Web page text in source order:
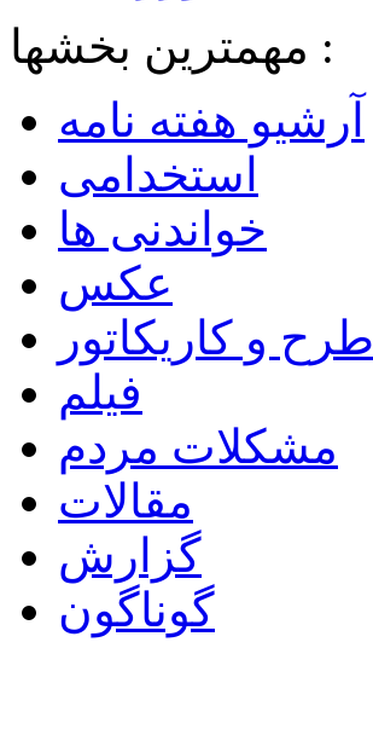
مهمترین بخشها :
آرشیو هفته نامه
استخدامی
خواندنی ها
عکس
طرح و کاریکاتور
فیلم
مشکلات مردم
مقالات
گزارش
گوناگون